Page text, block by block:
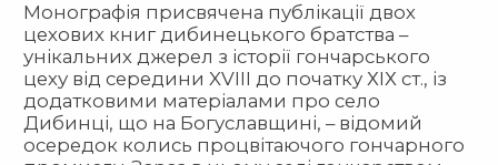
Монографія присвячена публікації двох
цехових книг дибинецького братства –
унікальних джерел з історії гончарського
цеху від середини XVIII до початку ХІХ ст., із
додатковими матеріалами про село
Дибинці, що на Богуславщині, – відомий
осередок колись процвітаючого гончарного